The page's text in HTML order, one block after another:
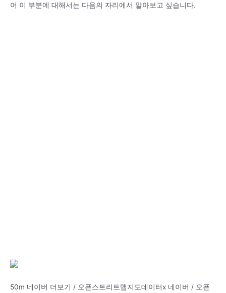
어 이 부분에 대해서는 다음의 자리에서 알아보고 싶습니다.
50m 네이버 더보기 / 오픈스트리트맵지도데이터x 네이버 / 오픈